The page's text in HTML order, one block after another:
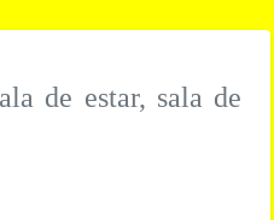
de estar, sala de